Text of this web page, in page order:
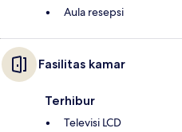
Aula resepsi
Fasilitas kamar
Terhibur
Televisi LCD